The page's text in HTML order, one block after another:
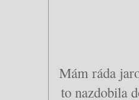
Mám ráda
to nazdobila